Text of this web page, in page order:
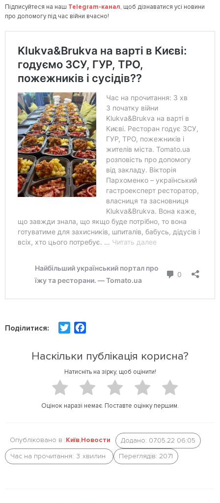
Підписуйтеся на наш Telegram-канал, щоб дізнаватися усі новини
про допомогу під час війни вчасно!
Поділитися:
t
b
o
k
Наскільки публікація корисна?
Натисніть на зірку, щоб оцінити!
Оцінок наразі немає. Поставте оцінку першим.
Опубліковано в :Київ,Новости
Додано: 07.05.22 06:05
Час на прочитання: 3 хвилин Переглядів: 2071